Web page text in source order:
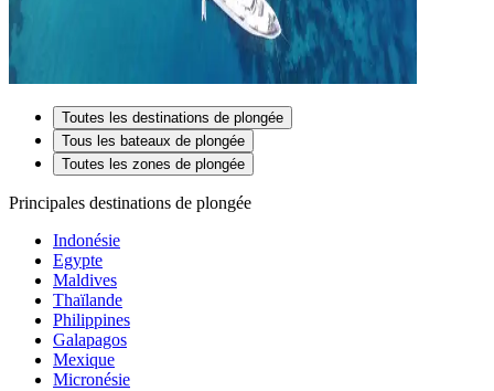
Toutes les destinations de plongée
Tous les bateaux de plongée
Toutes les zones de plongée
Principales destinations de plongée
Indonésie
Egypte
Maldives
Thaïlande
Philippines
Galapagos
Mexique
Micronésie